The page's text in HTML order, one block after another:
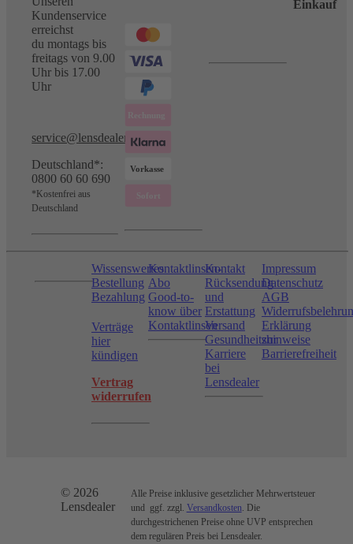
Kundenservice
erreichst
du montags bis
freitags von 9.00
Uhr bis 17.00
Uhr
service@lensdealer.com
Deutschland*:
0800 60 60 690
*Kostenfrei aus
Deutschland
Einkauf
Wissenswertes
Bestellung
Bezahlung
Verträge
hier
kündigen
Vertrag
widerrufen
Kontaktlinsen-
Abo
Good-to-
know über
Kontaktlinsen
Kontakt
Rücksendung
und
Erstattung
Versand
Gesundheitshinweise
Karriere
bei
Lensdealer
Impressum
Datenschutz
AGB
Erklärung
zur
Barrierefreiheit
© 2026
Lensdealer
Alle Preise inklusive gesetzlicher Mehrwertsteuer
und ggf. zzgl. Versandkosten. Die
durchgestrichenen Preise ohne UVP entsprechen
dem regulären Preis bei Lensdealer.